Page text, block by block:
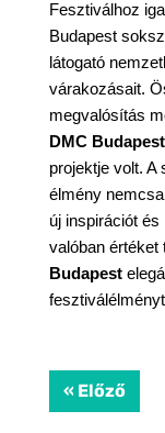
Fesztiválhoz
Budapest
látogató
várakozásait.
megvalósítás
DMC Budapest
projektje volt. A
élmény
új inspirációt
valóban értéket
Budapest
« Előző